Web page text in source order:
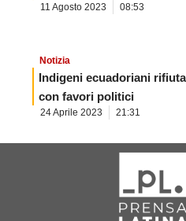
11 Agosto 2023 08:53
Notizia
Indigeni ecuadoriani
con favori politici
24 Aprile 2023 21:31